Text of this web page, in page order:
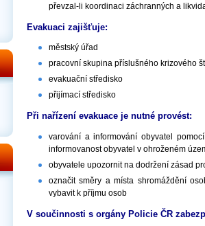
převzal-li koordinaci záchranných a
Evakuaci zajišťuje:
městský úřad
pracovní skupina příslušného krizového
evakuační středisko
přijímací středisko
Při nařízení evakuace je nutné provést:
varování a informování obyvatel
informovanost obyvatel v ohroženém
obyvatele upozornit na dodržení zásad
označit směry a místa shromáždění
vybavit k příjmu osob
V součinnosti s orgány Policie ČR